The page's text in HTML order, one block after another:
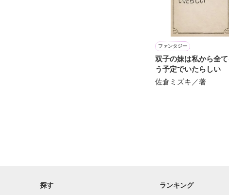
苦手な方、嫌いな
こんなことになって
本当にごめんな…
ファンタジー
双子の妹は私から全
う予定でいたらしい
佐倉ミズキ／著
探す ランキング